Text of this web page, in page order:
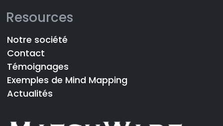
Resources
Notre société
Contact
Témoignages
Exemples de Mind Mapping
Actualités